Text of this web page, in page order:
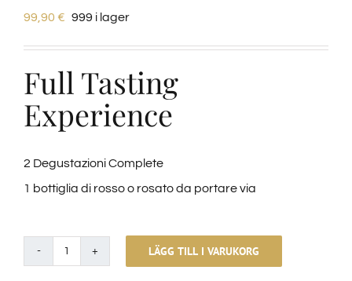
Ebay
99,90 € 999 i lager
Full Tasting
Experience
2 Degustazioni Complete
1 bottiglia di rosso o rosato da portare via
LÄGG TILL I VARUKORG